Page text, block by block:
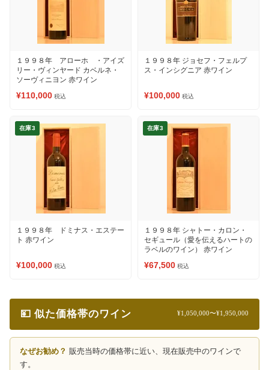
１９９８年 アローホ ・アイズ
リー・ヴィンヤード カベルネ・
ソーヴィニヨン 赤ワイン
¥110,000 税込
１９９８年 ジョセフ・フェルプ
ス・インシグニア 赤ワイン
¥100,000 税込
在庫3
１９９８年 ドミナス・エステー
ト 赤ワイン
¥100,000 税込
在庫3
１９９８年 シャトー・カロン・
セギュール（愛を伝えるハートの
ラベルのワイン） 赤ワイン
¥67,500 税込
💴 似た価格帯のワイン ¥1,050,000〜¥1,950,000
なぜお勧め？ 販売当時の価格帯に近い、現在販売中のワインで
す。